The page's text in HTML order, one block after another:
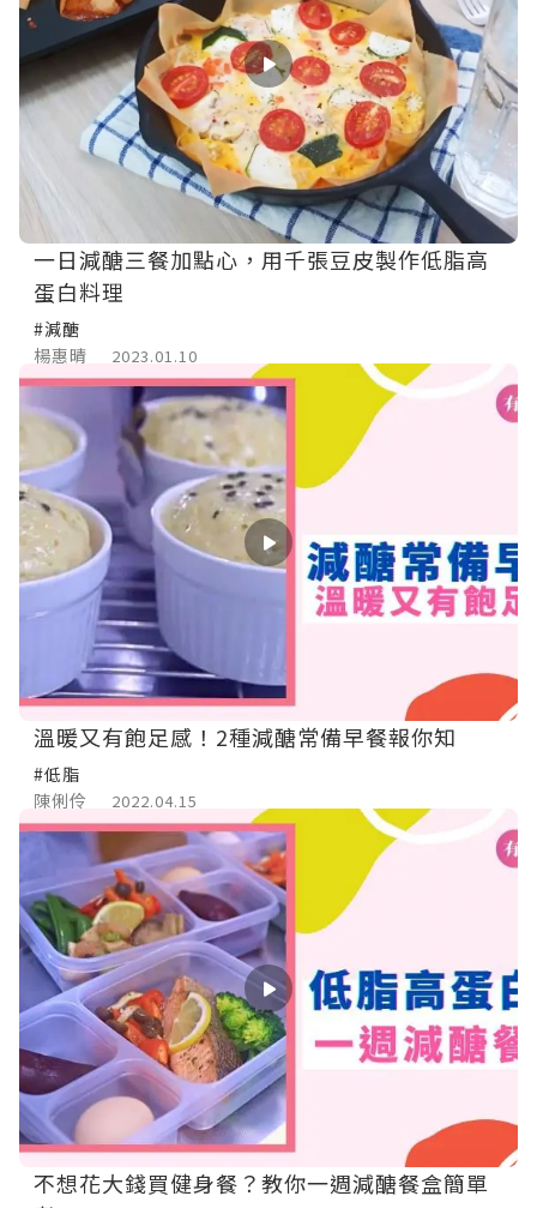
一日減醣三餐加點心，用千張豆皮製作低脂高
蛋白料理
#減醣
楊惠晴
2023.01.10
溫暖又有飽足感！2種減醣常備早餐報你知
#低脂
陳俐伶
2022.04.15
不想花大錢買健身餐？教你一週減醣餐盒簡單